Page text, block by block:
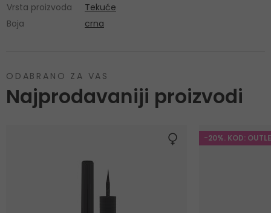
Vrsta proizvoda
Tekuće
Boja
crna
ODABRANO ZA VAS
Najprodavaniji proizvodi
-20%. KOD: